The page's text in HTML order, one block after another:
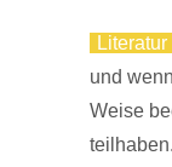
Literatur
und
Weise